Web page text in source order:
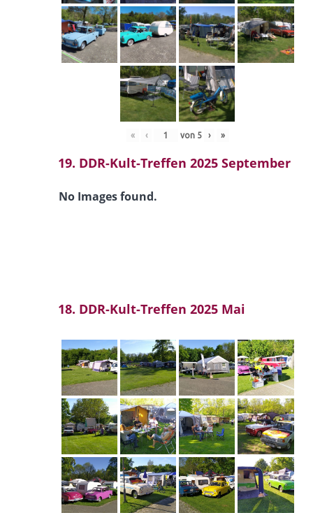
« ‹ von 5 › »
19. DDR-Kult-Treffen 2025 September
No Images found.
18. DDR-Kult-Treffen 2025 Mai